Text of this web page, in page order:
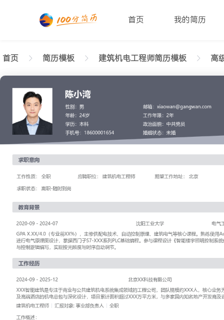
首页 我的简历
首页 简历模板 建筑机电工程师简历模板 高
返回样式图
正在查看高级建筑机电工程师干练简历模板文字版
陈小湾
性别: 男年龄: 26 学历: 本科婚姻状态: 未婚 工作年限: 4年政治面貌: 党
邮箱: xiaowan@gangwan.com
求职意向
工作性质: 全职应聘职位: 建筑机电工程师期望工作地址: 北京期望薪
工作经历
2024-09 -2025-12 北京XX科技有限公司